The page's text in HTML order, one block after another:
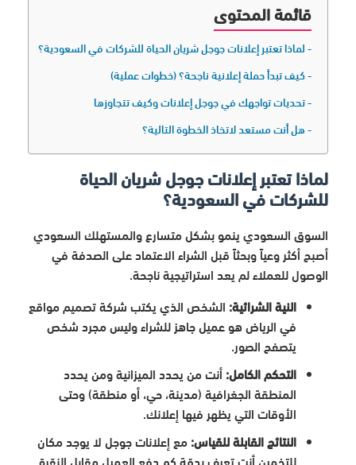
قائمة المحتوى
لماذا تعتبر إعلانات جوجل شريان الحياة للشركات في السعودية؟
كيف تبدأ حملة إعلانية ناجحة؟ (خطوات عملية)
تحديات تواجهك في جوجل إعلانات وكيف تتجاوزها
هل أنت مستعد لاتخاذ الخطوة التالية؟
لماذا تعتبر إعلانات جوجل شريان الحياة
للشركات في السعودية؟
السوق السعودي ينمو بشكل متسارع والمستهلك السعودي
أصبح أكثر وعياً وبحثاً قبل الشراء الاعتماد على الصدفة في
الوصول للعملاء لم يعد استراتيجية ناجحة.
النية الشرائية: الشخص الذي يكتب شركة تصميم مواقع
في الرياض هو عميل جاهز للشراء وليس مجرد شخص
يتصفح الصور.
التحكم الكامل: أنت من يحدد الميزانية ومن يحدد
المنطقة الجغرافية (مدينة، حي، أو منطقة) وحتى
الأوقات التي يظهر فيها إعلانك.
النتائج القابلة للقياس: مع إعلانات جوجل لا يوجد مكان
للتخمين أنت تعرف بدقة كم دفع العميل مقابل النقرة